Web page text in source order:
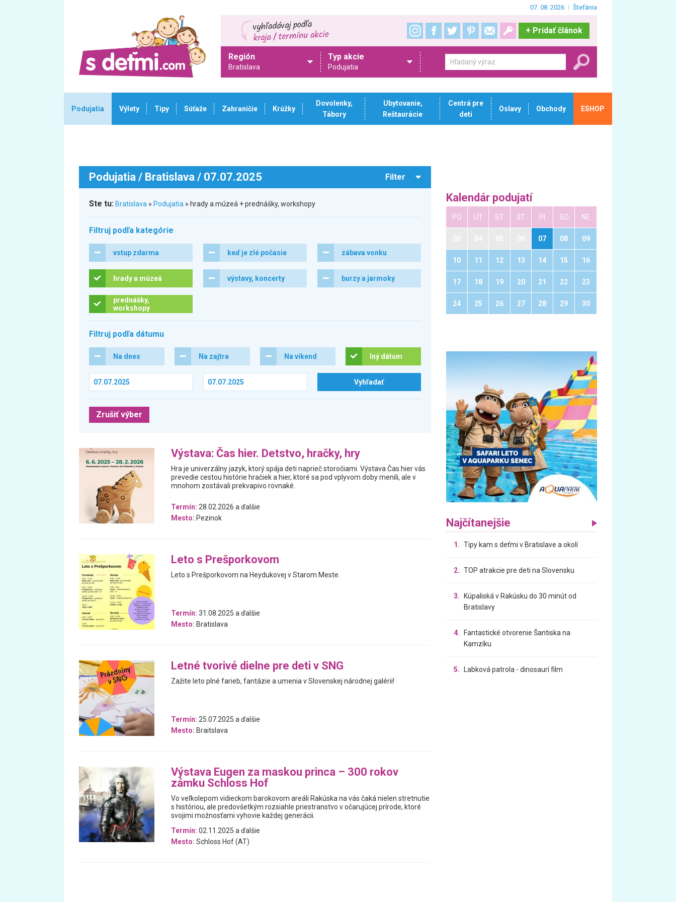
07. 08. 2026 Štefánia
+ Pridať článok
Región
Bratislava
Typ akcie
Podujatia
Podujatia Výlety Tipy Súťaže Zahraničie Krúžky
Dovolenky,
Tábory
Ubytovanie,
Reštaurácie
Centrá pre
deti
Oslavy Obchody ESHOP
Podujatia / Bratislava / 07.07.2025 Filter
Ste tu: Bratislava » Podujatia » hrady a múzeá + prednášky, workshopy
Filtruj podľa kategórie
vstup zdarma keď je zlé počasie zábava vonku
hrady a múzeá výstavy, koncerty burzy a jarmoky
prednášky,
workshopy
Filtruj podľa dátumu
Na dnes Na zajtra Na víkend Iný dátum
Zrušiť výber
Výstava: Čas hier. Detstvo, hračky, hry
Hra je univerzálny jazyk, ktorý spája deti naprieč storočiami. Výstava Čas hier vás
prevedie cestou histórie hračiek a hier, ktoré sa pod vplyvom doby menili, ale v
mnohom zostávali prekvapivo rovnaké.
Termín: 28.02.2026 a ďalšie
Mesto: Pezinok
Leto s Prešporkovom
Leto s Prešporkovom na Heydukovej v Starom Meste.
Termín: 31.08.2025 a ďalšie
Mesto: Bratislava
Letné tvorivé dielne pre deti v SNG
Zažite leto plné farieb, fantázie a umenia v Slovenskej národnej galérii!
Termín: 25.07.2025 a ďalšie
Mesto: Braitslava
Výstava Eugen za maskou princa – 300 rokov
zámku Schloss Hof
Vo veľkolepom vidieckom barokovom areáli Rakúska na vás čaká nielen stretnutie
s históriou, ale predovšetkým rozsiahle priestranstvo v očarujúcej prírode, ktoré
svojimi možnosťami vyhovie každej generácii.
Termín: 02.11.2025 a ďalšie
Mesto: Schloss Hof (AT)
Kalendár podujatí
PO UT ST ŠT PI SO NE
07 08 09
10 11 12 13 14 15 16
17 18 19 20 21 22 23
24 25 26 27 28 29 30
Najčítanejšie
1. Tipy kam s deťmi v Bratislave a okolí
2. TOP atrakcie pre deti na Slovensku
3.
Kúpaliská v Rakúsku do 30 minút od
Bratislavy
4.
Fantastické otvorenie Šantiska na
Kamzíku
5. Labková patrola - dinosaurí film